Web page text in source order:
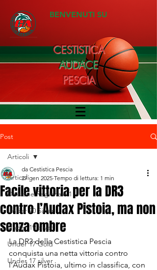
BENVENUTI SU
CESTISTICA
AUDACE
PESCIA
Post
Articoli
Divisione Regionale 1
Under 20 Silver
Under 19 silver
Under 17 Gold
Under 17 silver
Articoli
Facile vittoria per la DR3
contro l’Audax Pistoia, ma non
senza ombre
da Cestistica Pescia
27 gen 2025 Tempo di lettura: 1 min
La DR3 della Cestistica Pescia
conquista una netta vittoria contro
l’Audax Pistoia, ultimo in classifica, con